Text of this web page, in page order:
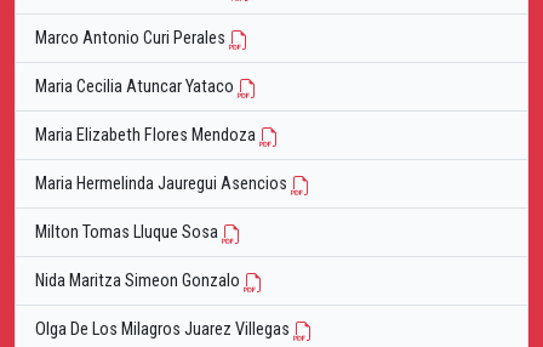
Marco Antonio Curi Perales
Maria Cecilia Atuncar Yataco
Maria Elizabeth Flores Mendoza
Maria Hermelinda Jauregui Asencios
Milton Tomas Lluque Sosa
Nida Maritza Simeon Gonzalo
Olga De Los Milagros Juarez Villegas